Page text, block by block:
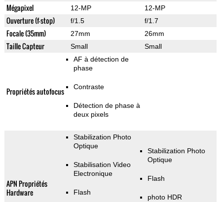
Mégapixel
12-MP 12-MP
Ouverture (f-stop) f/1.5 f/1.7
Focale (35mm) 27mm 26mm
Taille Capteur Small Small
Propriétés autofocus
AF à détection de
phase
Contraste
Détection de phase à
deux pixels
APN Propriétés
Hardware
Stabilization Photo
Optique
Stabilisation Video
Electronique
Flash
Stabilization Photo
Optique
Flash
photo HDR